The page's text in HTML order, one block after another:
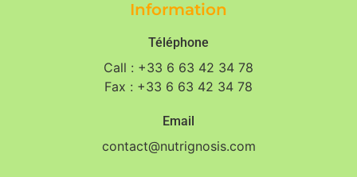
Information
Téléphone
Call : +33 6 63 42 34 78
Fax : +33 6 63 42 34 78
Email
contact@nutrignosis.com